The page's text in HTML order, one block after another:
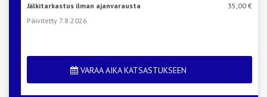
Jälkitarkastus ilman ajanvarausta
35,00 €
Päivitetty 7.8.2026
VARAA AIKA KATSASTUKSEEN